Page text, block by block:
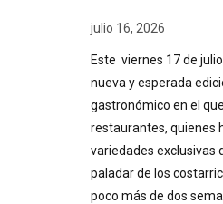
julio 16, 2026
Este viernes 17 de
nueva y esperada
gastronómico en el
restaurantes, quienes
variedades exclusivas
paladar de los
poco más de dos